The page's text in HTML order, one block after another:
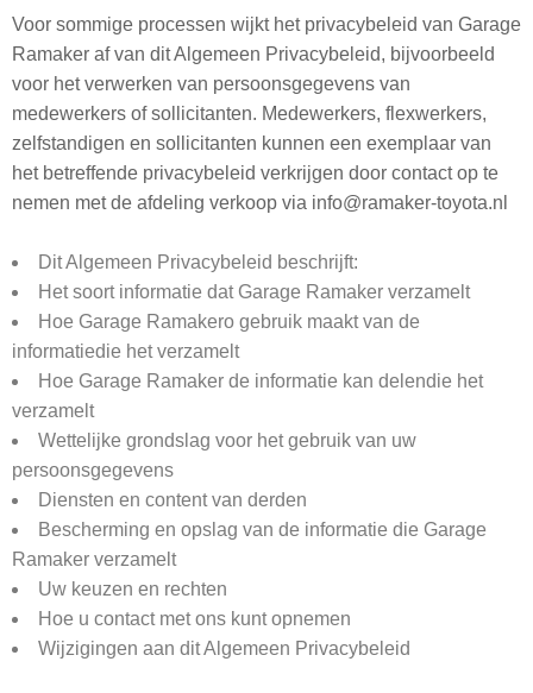
Voor sommige processen wijkt het privacybeleid van Garage
Ramaker af van dit Algemeen Privacybeleid, bijvoorbeeld
voor het verwerken van persoonsgegevens van
medewerkers of sollicitanten. Medewerkers, flexwerkers,
zelfstandigen en sollicitanten kunnen een exemplaar van
het betreffende privacybeleid verkrijgen door contact op te
nemen met de afdeling verkoop via info@ramaker-toyota.nl
Dit Algemeen Privacybeleid beschrijft:
Het soort informatie dat Garage Ramaker verzamelt
Hoe Garage Ramakero gebruik maakt van de
informatiedie het verzamelt
Hoe Garage Ramaker de informatie kan delendie het
verzamelt
Wettelijke grondslag voor het gebruik van uw
persoonsgegevens
Diensten en content van derden
Bescherming en opslag van de informatie die Garage
Ramaker verzamelt
Uw keuzen en rechten
Hoe u contact met ons kunt opnemen
Wijzigingen aan dit Algemeen Privacybeleid